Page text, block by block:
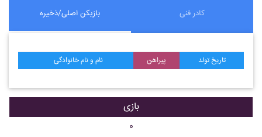
بازیکن اصلی/ذخیره کادر فنی
نام و نام خانوادگی پیراهن تاریخ تولد
بازی
۰